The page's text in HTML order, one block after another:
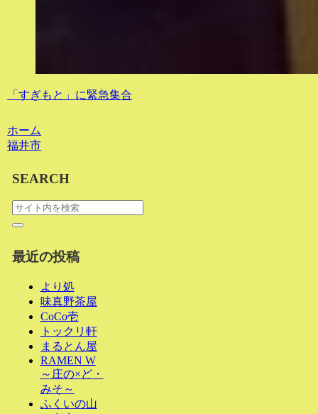
「すぎもと」に緊急集合
ホーム
福井市
SEARCH
最近の投稿
より処
味真野茶屋
CoCo壱
トックリ軒
まるとん屋
RAMEN W
～庄の×ど・
みそ～
ふくいの山